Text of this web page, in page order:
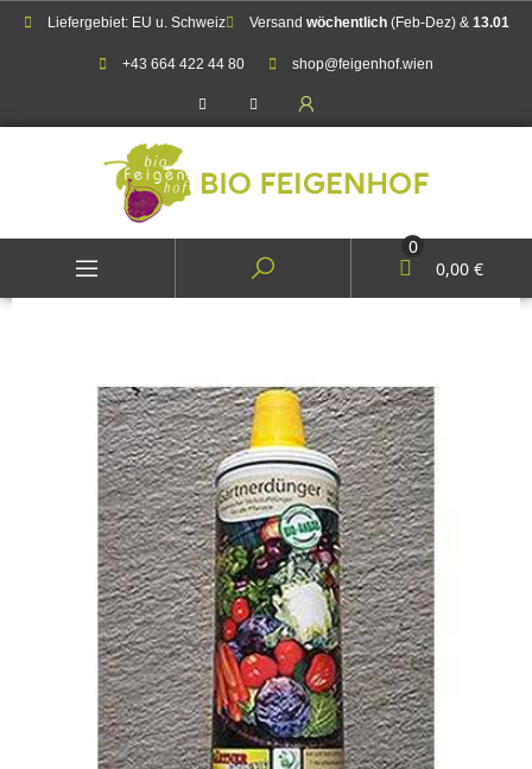
Liefergebiet: EU u. Schweiz Versand wöchentlich(Feb-Dez) & 13.01
+43 664 422 44 80 shop@feigenhof.wien
0
0,00 €